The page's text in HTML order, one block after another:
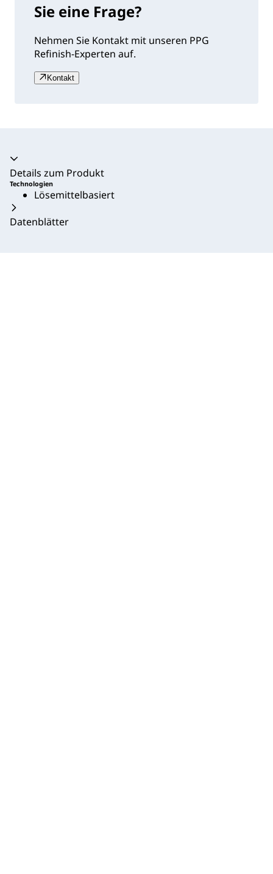
Sie eine Frage?
Nehmen Sie Kontakt mit unseren PPG
Refinish-Experten auf.
Kontakt
Akkordeon zusammengeklappt
Details zum Produkt
Technologien
Lösemittelbasiert
Datenblätter